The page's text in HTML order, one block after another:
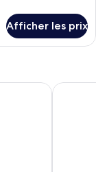
Afficher les prix
ibis